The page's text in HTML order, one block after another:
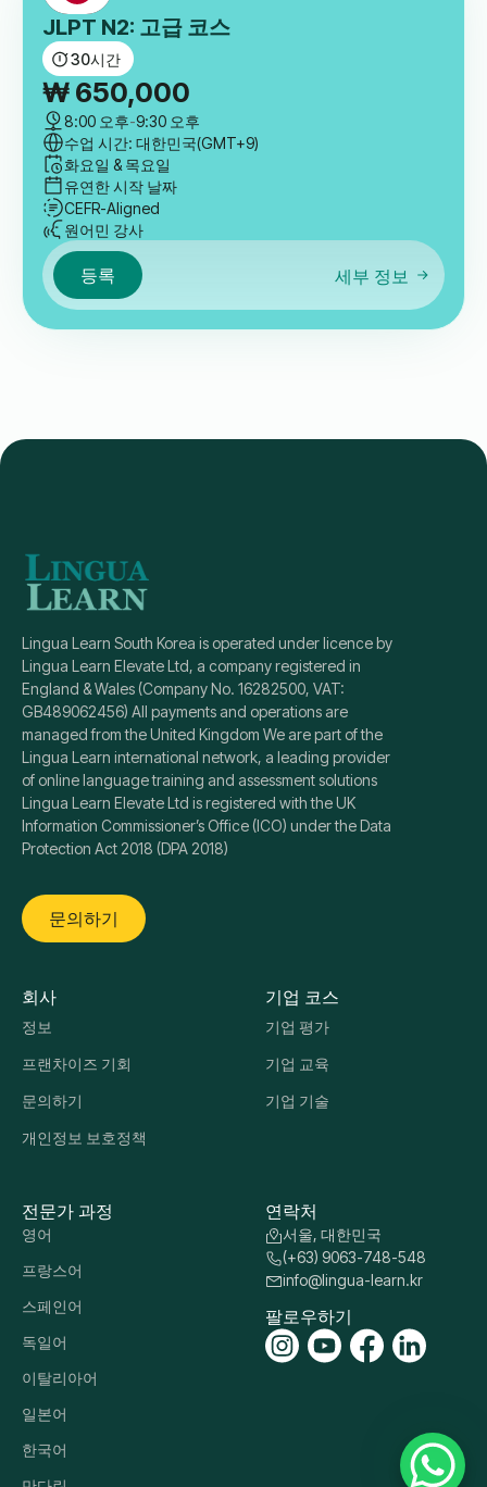
JLPT N2: 고급 코스
30시간
₩ 650,000
8:00 오후-9:30 오후
수업 시간: 대한민국(GMT+9)
화요일 & 목요일
유연한 시작 날짜
CEFR-Aligned
원어민 강사
등록 세부 정보
Lingua Learn South Korea is operated under licence by
Lingua Learn Elevate Ltd, a company registered in
England & Wales (Company No. 16282500, VAT:
GB489062456) All payments and operations are
managed from the United Kingdom We are part of the
Lingua Learn international network, a leading provider
of online language training and assessment solutions
Lingua Learn Elevate Ltd is registered with the UK
Information Commissioner’s Office (ICO) under the Data
Protection Act 2018 (DPA 2018)
문의하기
회사
정보
프랜차이즈 기회
문의하기
개인정보 보호정책
기업 코스
기업 평가
기업 교육
기업 기술
전문가 과정
영어
프랑스어
스페인어
독일어
이탈리아어
일본어
한국어
연락처
서울, 대한민국
(+63) 9063-748-548
info@lingua-learn.kr
팔로우하기